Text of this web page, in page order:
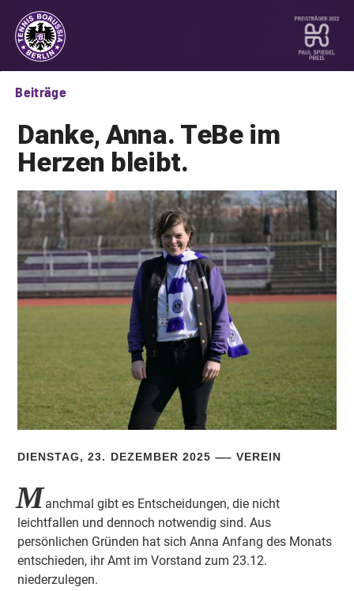
Beiträge
Danke, Anna. TeBe im
Herzen bleibt.
DIENSTAG, 23. DEZEMBER 2025 VEREIN
Manchmal gibt es Entscheidungen, die nicht
leichtfallen und dennoch notwendig sind. Aus
persönlichen Gründen hat sich Anna Anfang des Monats
entschieden, ihr Amt im Vorstand zum 23.12.
niederzulegen.